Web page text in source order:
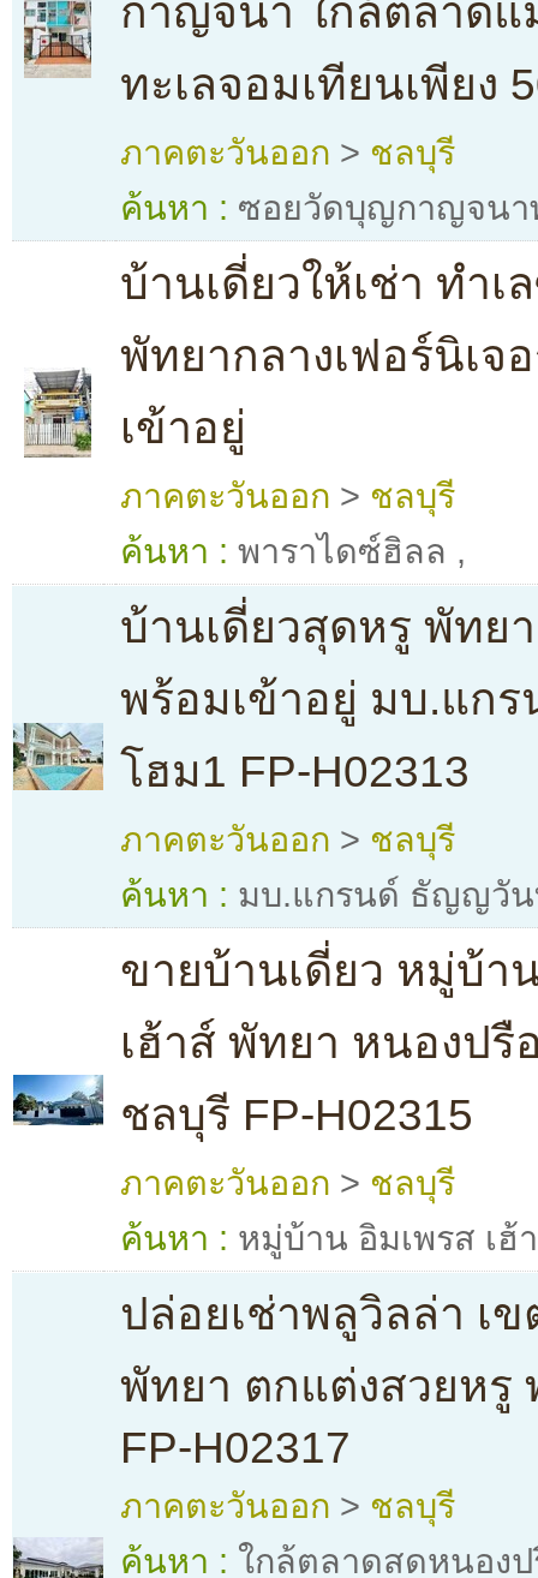
กาญจนา ใกล้ตลาดแ
ทะเลจอมเทียนเพียง
ภาคตะวันออก > ชลบุรี
ค้นหา : ซอยวัดบุญกาญจนา
บ้านเดี่ยวให้เช่า ทำเ
พัทยากลางเฟอร์นิเจ
เข้าอยู่
ภาคตะวันออก > ชลบุรี
ค้นหา : พาราไดซ์ฮิลล ,
บ้านเดี่ยวสุดหรู พัทย
พร้อมเข้าอยู่ มบ.แก
โฮม1 FP-H02313
ภาคตะวันออก > ชลบุรี
ค้นหา : มบ.แกรนด์ ธัญญวัน
ขายบ้านเดี่ยว หมู่บ้า
เฮ้าส์ พัทยา หนองปรื
ชลบุรี FP-H02315
ภาคตะวันออก > ชลบุรี
ค้นหา : หมู่บ้าน อิมเพรส เฮ้
ปล่อยเช่าพลูวิลล่า เ
พัทยา ตกแต่งสวยหรู
FP-H02317
ภาคตะวันออก > ชลบุรี
ค้นหา : ใกล้ตลาดสดหนองป